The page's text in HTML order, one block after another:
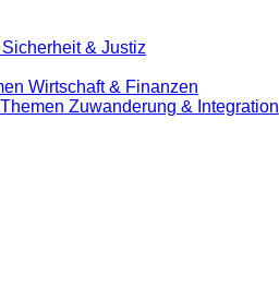
& Justiz
Wirtschaft & Finanzen
Zuwanderung & Integration